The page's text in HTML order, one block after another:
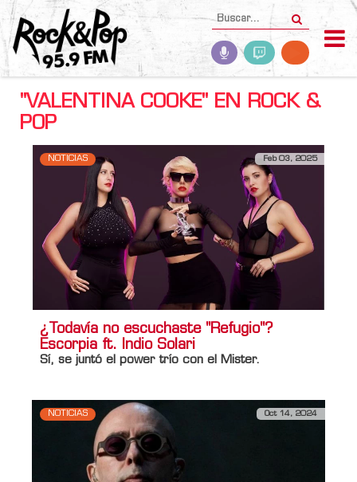
"VALENTINA COOKE" EN ROCK &
POP
NOTICIAS Feb 03, 2025
¿Todavía no escuchaste "Refugio"?
Escorpia ft. Indio Solari
Sí, se juntó el power trío con el Mister.
NOTICIAS Oct 14, 2024